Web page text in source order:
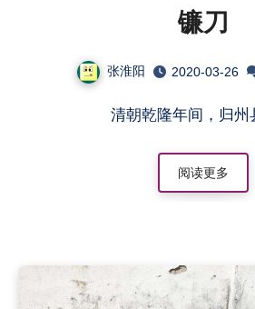
镰刀
张淮阳 2020-03-26
清朝乾隆年间，归
阅读更多